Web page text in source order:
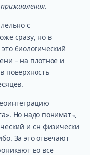
с
сразу, но в
биологический
– на плотное и
поверхность
Но надо понимать,
и он физически
За это отвечают
во все